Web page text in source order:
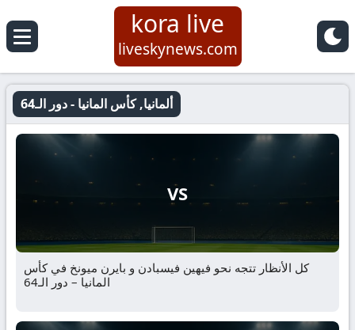
kora live
liveskynews.com
ألمانيا, كأس المانيا - دور الـ64
VS
كل الأنظار تتجه نحو فيهين فيسبادن و بايرن ميونخ في كأس
المانيا – دور الـ64